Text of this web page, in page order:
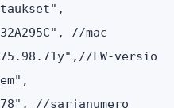
//mac
FW-versio
//sarjanumero